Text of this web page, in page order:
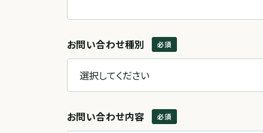
お問い合わせ種別 必須
お問い合わせ内容 必須